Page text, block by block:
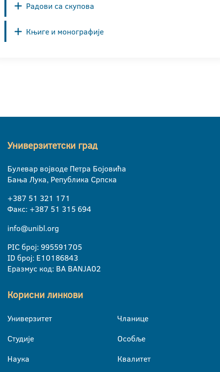
Радови са скупова
Књиге и монографије
Универзитетски град
Булевар војводе Петра Бојовића
Бања Лука, Република Српска
+387 51 321 171
Факс: +387 51 315 694
info@unibl.org
PIC број: 995591705
ID број: E10186843
Еразмус код: BA BANJA02
Корисни линкови
Универзитет
Студије
Наука
Чланице
Особље
Квалитет